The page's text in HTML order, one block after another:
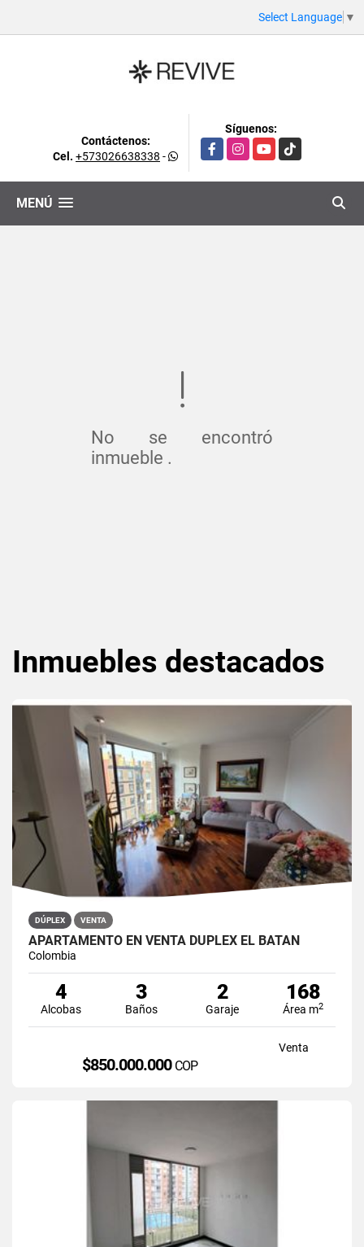
Select Language ▼
Contáctenos:
Cel. +573026638338 -
Síguenos:
FacebookInstagramYouTubeTikTok
MENÚ
No se encontró
inmueble .
Inmuebles destacados
DÚPLEX VENTA
APARTAMENTO EN VENTA DÚPLEX EL BATÁN
Colombia
4
Alcobas
3
Baños
2
Garaje
168
Área m2
Venta
$850.000.000 COP